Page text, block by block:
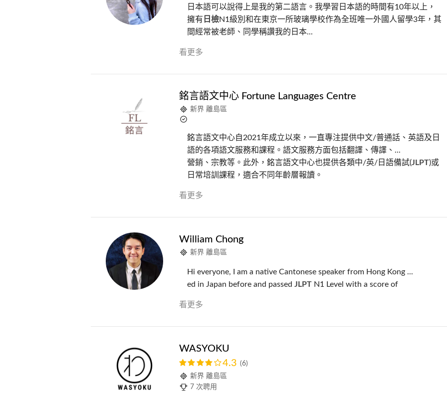
日本語可以說得上是我的第二語言。我學習日本語的時間有10年以上，
擁有 日檢N1級別和在東京一所玻璃學校作為全班唯一外國人留學3年，其
間經常被老師、同學稱讚我的日本...
看更多
銘言語文中心 Fortune Languages Centre
新界 離島區
銘言語文中心自2021年成立以來，一直專注提供中文/普通話、英語及日
語的各項語文服務和課程。語文服務方面包括翻譯、傳譯、...
營銷、宗教等。此外，銘言語文中心也提供各類中/英/日語備試(JLPT)或
日常培訓課程，適合不同年齡層報讀。
看更多
William Chong
新界 離島區
Hi everyone, I am a native Cantonese speaker from Hong Kong ...
ed in Japan before and passed JLPTN1 Level with a score of
看更多
WASYOKU
4.3 (6)
新界 離島區
7 次聘用